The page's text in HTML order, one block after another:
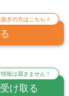
急ぎの方はこちら！
け取る
報は届きません！